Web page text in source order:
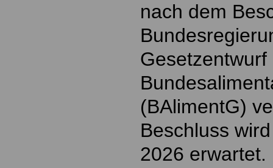
nach dem
Gesetzentwurf
(BAlimentG)
Beschluss
2026 erwartet.